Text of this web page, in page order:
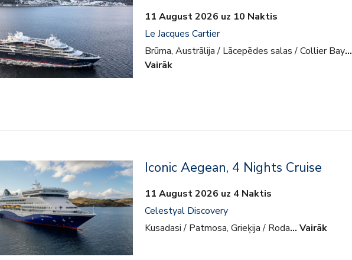
11 August 2026 uz 10 Naktis
Le Jacques Cartier
Brūma, Austrālija / Lācepēdes salas / Collier Bay…
Vairāk
Iconic Aegean, 4 Nights Cruise
11 August 2026 uz 4 Naktis
Celestyal Discovery
Kusadasi / Patmosa, Grieķija / Roda… Vairāk